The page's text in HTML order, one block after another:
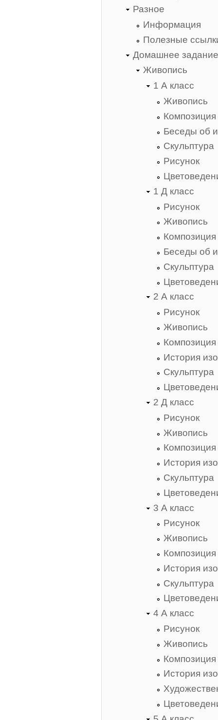
Разное
Информация
Полезные
Домашнее
Живопись
1 А класс
Живопись
Композиция
Беседы об
Скульптура
Рисунок
1 Д класс
Рисунок
Живопись
Композиция
Беседы об
Скульптура
2 А класс
Рисунок
Живопись
Композиция
История
Скульптура
2 Д класс
Рисунок
Живопись
Композиция
История
Скульптура
3 А класс
Рисунок
Живопись
Композиция
История
Скульптура
4 А класс
Рисунок
Живопись
Композиция
История